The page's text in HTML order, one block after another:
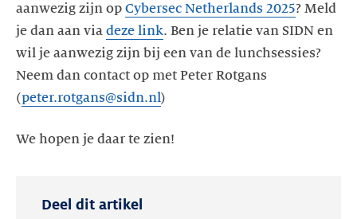
aanwezig zijn op Cybersec Netherlands 2025? Meld
je dan aan via deze link. Ben je relatie van SIDN en
wil je aanwezig zijn bij een van de lunchsessies?
Neem dan contact op met Peter Rotgans
(peter.rotgans@sidn.nl)
We hopen je daar te zien!
Deel dit artikel